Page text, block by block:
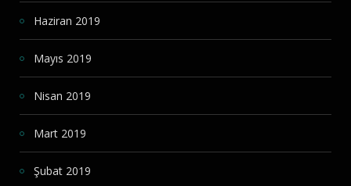
Haziran 2019
Mayıs 2019
Nisan 2019
Mart 2019
Şubat 2019